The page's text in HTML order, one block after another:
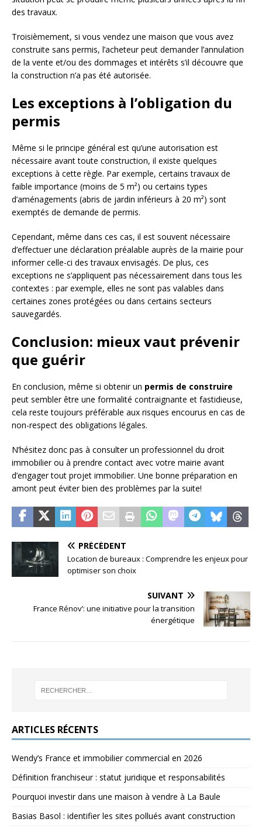
des travaux.
Troisièmement, si vous vendez une maison que vous avez
construite sans permis, l’acheteur peut demander l’annulation
de la vente et/ou des dommages et intérêts s’il découvre que
la construction n’a pas été autorisée.
Les exceptions à l’obligation du
permis
Même si le principe général est qu’une autorisation est
nécessaire avant toute construction, il existe quelques
exceptions à cette règle. Par exemple, certains travaux de
faible importance (moins de 5 m²) ou certains types
d’aménagements (abris de jardin inférieurs à 20 m²) sont
exemptés de demande de permis.
Cependant, même dans ces cas, il est souvent nécessaire
d’effectuer une déclaration préalable auprès de la mairie pour
informer celle-ci des travaux envisagés. De plus, ces
exceptions ne s’appliquent pas nécessairement dans tous les
contextes : par exemple, elles ne sont pas valables dans
certaines zones protégées ou dans certains secteurs
sauvegardés.
Conclusion: mieux vaut prévenir
que guérir
En conclusion, même si obtenir un permis de construire
peut sembler être une formalité contraignante et fastidieuse,
cela reste toujours préférable aux risques encourus en cas de
non-respect des obligations légales.
N’hésitez donc pas à consulter un professionnel du droit
immobilier ou à prendre contact avec votre mairie avant
d’engager tout projet immobilier. Une bonne préparation en
amont peut éviter bien des problèmes par la suite!
PRÉCÉDENT
Location de bureaux : Comprendre les enjeux pour
optimiser son choix
SUIVANT
France Rénov’: une initiative pour la transition
énergétique
ARTICLES RÉCENTS
Wendy’s France et immobilier commercial en 2026
Définition franchiseur : statut juridique et responsabilités
Pourquoi investir dans une maison à vendre à La Baule
Basias Basol : identifier les sites pollués avant construction